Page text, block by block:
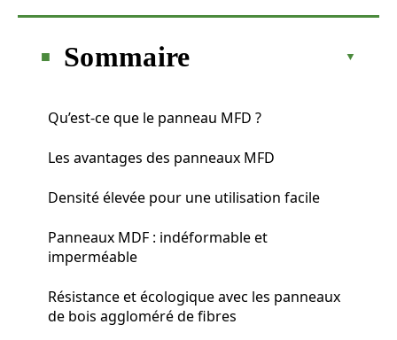
Sommaire
Qu’est-ce que le panneau MFD ?
Les avantages des panneaux MFD
Densité élevée pour une utilisation facile
Panneaux MDF : indéformable et
imperméable
Résistance et écologique avec les panneaux
de bois aggloméré de fibres